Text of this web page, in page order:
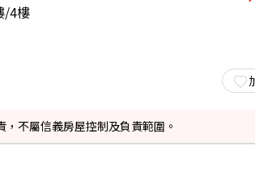
/4樓
不屬信義房屋控制及負責範圍。